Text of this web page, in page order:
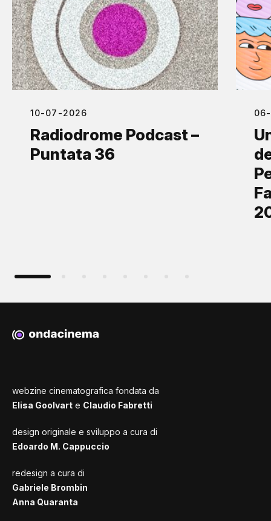
10-07-2026
Radiodrome Podcast –
Puntata 36
webzine cinematografica fondata da
Elisa Goolvart e Claudio Fabretti
design originale e sviluppo a cura di
Edoardo M. Cappuccio
redesign a cura di
Gabriele Brombin
Anna Quaranta